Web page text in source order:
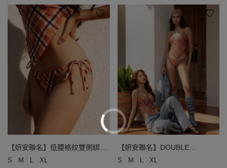
【妍安聯名】低腰格紋雙側綁帶
泳褲
S M L XL
【妍安聯名】DOUBLE
PUSH2.0 水陸兩穿格紋比基尼
S M L XL